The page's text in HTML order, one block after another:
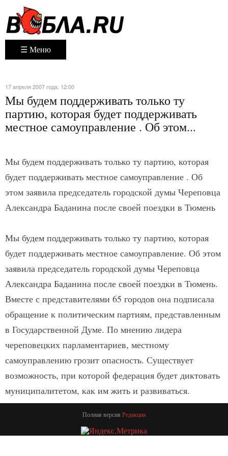
☰ Меню
17 апреля 2007 года. 12:00
Мы будем поддерживать только ту
партию, которая будет поддерживать
местное самоуправление . Об этом...
Мы будем поддерживать только ту партию, которая
будет поддерживать местное самоуправление . Об
этом заявила председатель городской думы Череповца
Александра Баданина после своей поездки в Тюмень
Мы будем поддерживать только ту партию, которая
будет поддерживать местное самоуправление. Об этом
заявила председатель городской думы Череповца
Александра Баданина после своей поездки в Тюмень.
Вместе с представителями 65 городов она подписала
обращение к политическим партиям, представленным
в Государственной Думе. По мнению лидера
череповецких парламентариев, местному
самоуправлению грозит опасность. Существует
возможность, при которой федерация будет диктовать
муниципалитетом, как им жить и развиваться.
Полная версия Редакция